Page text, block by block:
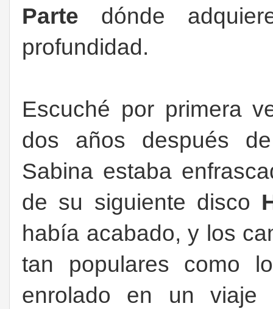
Parte dónde
profundidad.
Escuché por primera
dos años después
Sabina estaba
de su siguiente disco
había acabado, y los
tan populares como
enrolado en un